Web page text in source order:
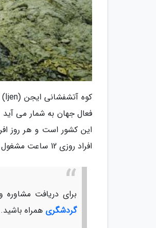
فعال جهان به شمار می آید
این کشور است و هر روز
افراد روزی 12 ساعت مشغول کار هستند و دستمزد روزانه آن ها 12 دلار (حدود 50 هزار تومان) است.
برای دریافت
گردشگری همراه باشید.